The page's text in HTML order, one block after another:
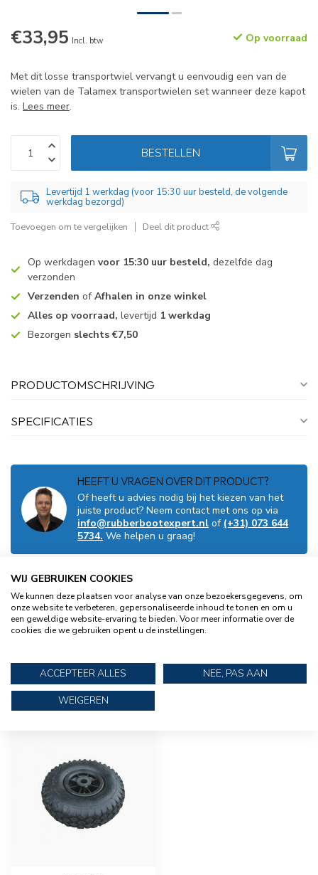
€33,95 Incl. btw Op voorraad
Met dit losse transportwiel vervangt u eenvoudig een van de
wielen van de Talamex transportwielen set wanneer deze kapot
is. Lees meer.
BESTELLEN
Levertijd 1 werkdag (voor 15:30 uur besteld, de volgende
werkdag bezorgd)
Toevoegen om te vergelijken Deel dit product
Op werkdagen voor 15:30 uur besteld, dezelfde dag
verzonden
Verzenden ofAfhalen in onze winkel
Alles op voorraad, levertijd 1 werkdag
Bezorgen slechts €7,50
PRODUCTOMSCHRIJVING
SPECIFICATIES
HEEFT U VRAGEN OVER DIT PRODUCT?
Of heeft u advies nodig bij het kiezen van het
juiste product? Neem contact met ons op via
info@rubberbootexpert.nl of (+31) 073 644
5734. We helpen u graag!
GERELATEERDE PRODUCTEN
TALAMEX
Talamex Transportwielen met
spiegel bevestiging
€149,95
RECENT BEKEKEN
WIJ GEBRUIKEN COOKIES
We kunnen deze plaatsen voor analyse van onze bezoekersgegevens, om
onze website te verbeteren, gepersonaliseerde inhoud te tonen en om u
een geweldige website-ervaring te bieden. Voor meer informatie over de
cookies die we gebruiken opent u de instellingen.
ACCEPTEER ALLES
NEE, PAS AAN
WEIGEREN